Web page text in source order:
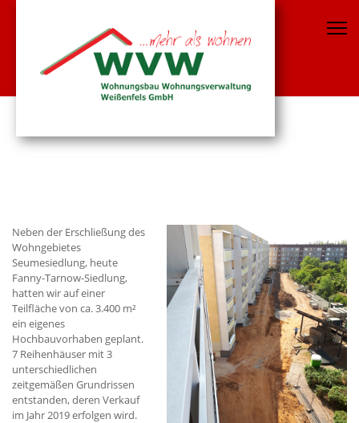
Neben der Erschließung des
Wohngebietes
Seumesiedlung, heute
Fanny-Tarnow-Siedlung,
hatten wir auf einer
Teilfläche von ca. 3.400 m²
ein eigenes
Hochbauvorhaben geplant.
7 Reihenhäuser mit 3
unterschiedlichen
zeitgemäßen Grundrissen
entstanden, deren Verkauf
im Jahr 2019 erfolgen wird.